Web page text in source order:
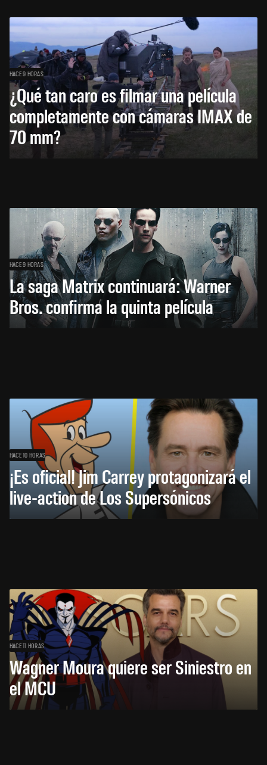
HACE 9 HORAS
¿Qué tan caro es filmar una película
completamente con cámaras IMAX de
70 mm?
HACE 9 HORAS
La saga Matrix continuará: Warner
Bros. confirma la quinta película
HACE 10 HORAS
¡Es oficial! Jim Carrey protagonizará el
live-action de Los Supersónicos
HACE 11 HORAS
Wagner Moura quiere ser Siniestro en
el MCU